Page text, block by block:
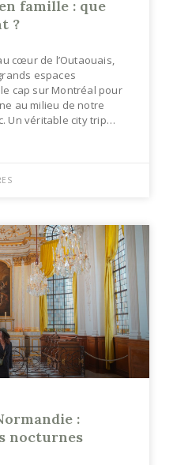
famille : que
?
cœur de l’Outaouais,
espaces
cap sur Montréal pour
au milieu de notre
Un véritable city trip…
:
nocturnes